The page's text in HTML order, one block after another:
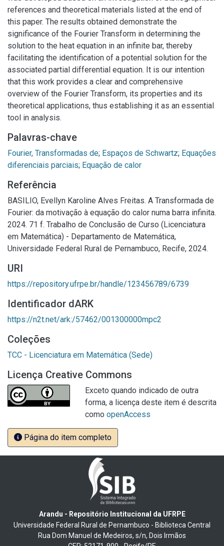
references and theoretical materials listed at the end of
this paper. The results obtained demonstrate the
significance of the Fourier Transform in determining the
solution to the heat equation in an infinite bar, thereby
facilitating the identification of a potential solution for the
associated partial differential equation. It is our intention
that this work provides a clear and comprehensive
overview of the Fourier Transform, its properties and its
theoretical applications, thus establishing it as an essential
tool in analysis.
Palavras-chave
Fourier, Transformadas de; Espaços de Schwartz; Equações
diferenciais parciais; Equação de calor
Referência
BASILIO, Evellyn Karoline Alves Freitas. A Transformada de
Fourier: da motivação à equação do calor numa barra infinita.
2024. 71 f. Trabalho de Conclusão de Curso (Licenciatura
em Matemática) - Departamento de Matemática,
Universidade Federal Rural de Pernambuco, Recife, 2024.
URI
https://repository.ufrpe.br/handle/123456789/6739
Identificador dARK
https://n2t.net/ark:/57462/001300000mpc2
Coleções
TCC - Licenciatura em Matemática (Sede)
Licença Creative Commons
Exceto quando indicado de outra
forma, a licença deste item é descrita
como openAccess
Página do item completo
Arandu - Repositório Institucional da UFRPE
Universidade Federal Rural de Pernambuco - Biblioteca Central
Rua Dom Manuel de Medeiros, s/n, Dois Irmãos